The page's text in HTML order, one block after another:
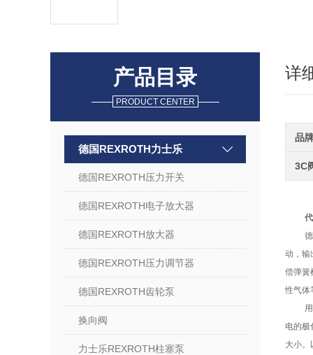
产品目录
PRODUCT CENTER
德国REXROTH力士乐
德国REXROTH压力开关
德国REXROTH电子放大器
德国REXROTH放大器
德国REXROTH压力调节器
德国REXROTH齿轮泵
换向阀
力士乐REXROTH柱塞泵
详
品
3C
动，输
偿弹簧
性气体
电的极
大小。